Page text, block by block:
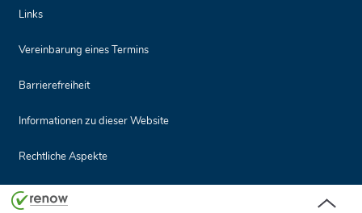
Links
Vereinbarung eines Termins
Barrierefreiheit
Informationen zu dieser Website
Rechtliche Aspekte